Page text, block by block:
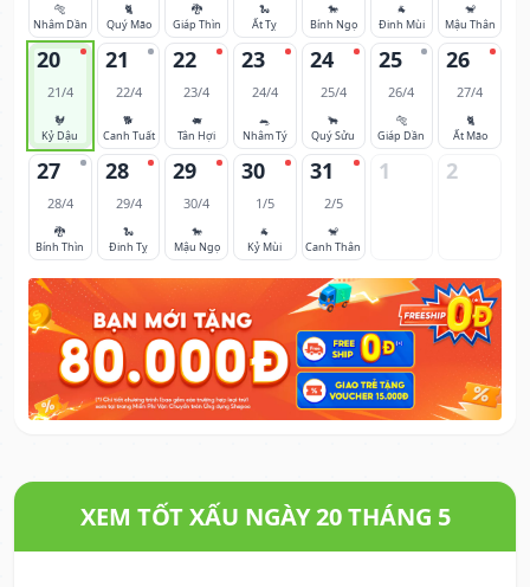
🐅
Nhâm Dần
🐈
Quý Mão
🐉
Giáp Thìn
🐍
Ất Tỵ
🐎
Bính Ngọ
🐐
Đinh Mùi
🐒
Mậu Thân
20
21/4
🐓
Kỷ Dậu
21
22/4
🐕
Canh Tuất
22
23/4
🐖
Tân Hợi
23
24/4
🐀
Nhâm Tý
24
25/4
🐂
Quý Sửu
25
26/4
🐅
Giáp Dần
26
27/4
🐈
Ất Mão
27
28/4
🐉
Bính Thìn
28
29/4
🐍
Đinh Tỵ
29
30/4
🐎
Mậu Ngọ
30
1/5
🐐
Kỷ Mùi
31
2/5
🐒
Canh Thân
1 2
XEM TỐT XẤU NGÀY 20 THÁNG 5